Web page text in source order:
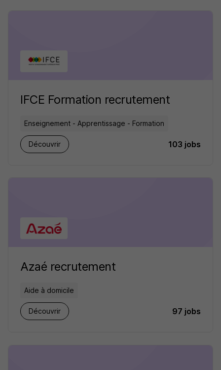
IFCE Formation recrutement
Enseignement - Apprentissage - Formation
Découvrir 103 jobs
Azaé recrutement
Aide à domicile
Découvrir 97 jobs